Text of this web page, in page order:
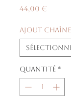
44,00 €
Ajout chaîne
Quantité *